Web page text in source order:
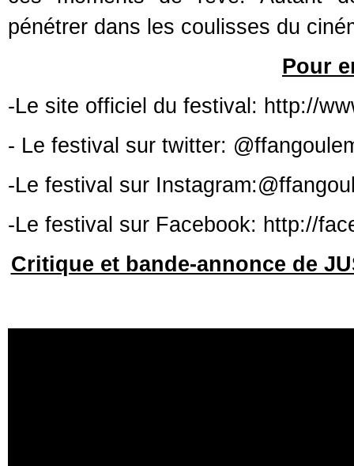
pénétrer dans les coulisses du
Pour
-Le site officiel du festival: http://
- Le festival sur twitter:
-Le festival sur
-Le festival sur Facebook: http://
Critique et bande-annonce de